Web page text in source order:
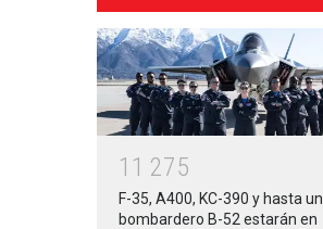
1 1 275
F-35, A400, KC-390 y hasta un
bombardero B-52 estarán en